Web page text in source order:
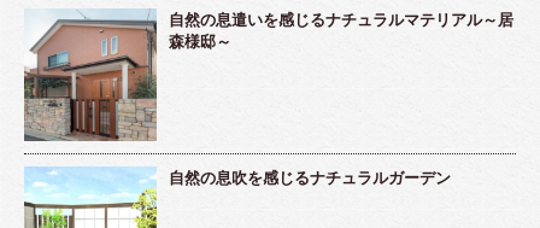
自然の息遣いを感じるナチュラルマテリアル～居
森様邸～
自然の息吹を感じるナチュラルガーデン